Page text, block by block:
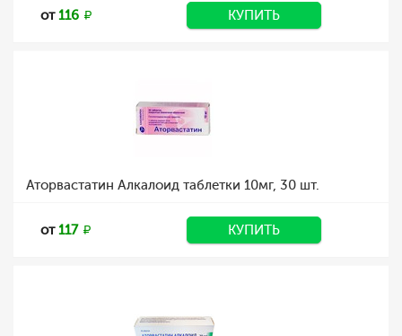
от116 КУПИТЬ
Аторвастатин Алкалоид таблетки 10мг, 30 шт.
от117 КУПИТЬ